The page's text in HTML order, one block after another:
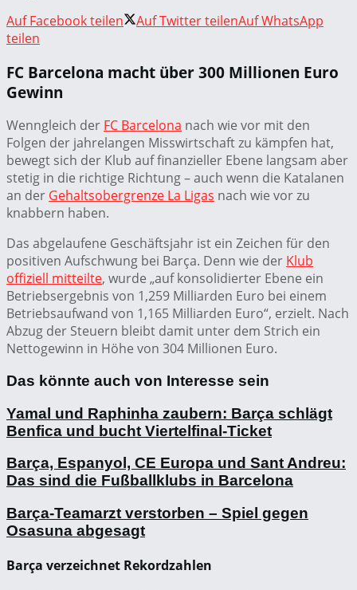
Auf Facebook teilen
Auf Twitter teilenAuf WhatsApp
teilen
FC Barcelona macht über 300 Millionen Euro
Gewinn
Wenngleich der FC Barcelona nach wie vor mit den
Folgen der jahrelangen Misswirtschaft zu kämpfen hat,
bewegt sich der Klub auf finanzieller Ebene langsam aber
stetig in die richtige Richtung – auch wenn die Katalanen
an der Gehaltsobergrenze La Ligas nach wie vor zu
knabbern haben.
Das abgelaufene Geschäftsjahr ist ein Zeichen für den
positiven Aufschwung bei Barça. Denn wie der Klub
offiziell mitteilte, wurde „auf konsolidierter Ebene ein
Betriebsergebnis von 1,259 Milliarden Euro bei einem
Betriebsaufwand von 1,165 Milliarden Euro“, erzielt. Nach
Abzug der Steuern bleibt damit unter dem Strich ein
Nettogewinn in Höhe von 304 Millionen Euro.
Das könnte auch von Interesse sein
Yamal und Raphinha zaubern: Barça schlägt
Benfica und bucht Viertelfinal-Ticket
Barça, Espanyol, CE Europa und Sant Andreu:
Das sind die Fußballklubs in Barcelona
Barça-Teamarzt verstorben – Spiel gegen
Osasuna abgesagt
Barça verzeichnet Rekordzahlen